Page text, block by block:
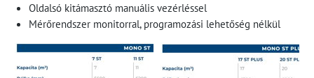
Oldalsó kitámasztó manuális vezérléssel
Mérőrendszer monitorral, programozási lehetőség nélkül